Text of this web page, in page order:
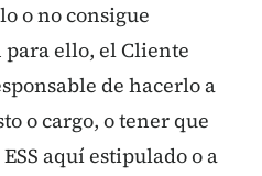
o no consigue
ello, el Cliente
de hacerlo a
o cargo, o tener que
aquí estipulado o a